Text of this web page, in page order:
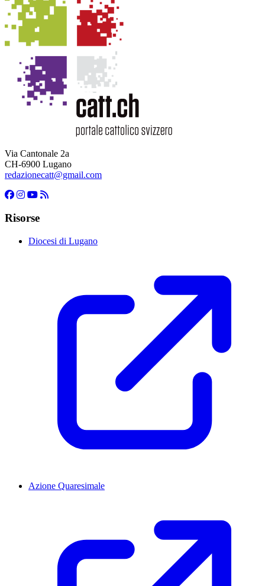
Via Cantonale 2a
CH-6900 Lugano
redazionecatt@gmail.com
Risorse
Diocesi di Lugano
Azione Quaresimale